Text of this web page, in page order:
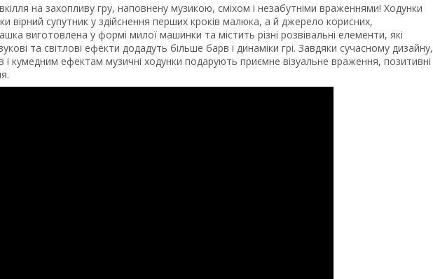
на захопливу гру, наповнену музикою, сміхом і незабутніми враженнями! Ходунки
вірний супутник у здійснення перших кроків малюка, а й джерело корисних,
виготовлена у формі милої машинки та містить різні розвівальні елементи, які
та світлові ефекти додадуть більше барв і динаміки грі. Завдяки сучасному дизайну,
і кумедним ефектам музичні ходунки подарують приємне візуальне враження, позитивні